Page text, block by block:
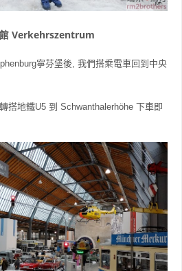
館 Verkehrszentrum
寧芬堡後, 我們搭乘電車回到中央
搭地鐵U5 到 Schwanthalerhöhe 下車即